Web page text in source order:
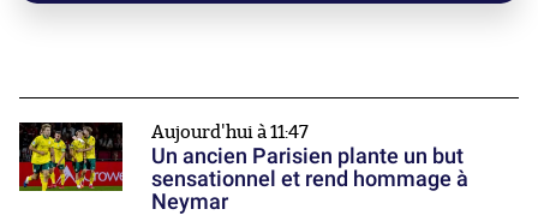
Aujourd'hui à 11:47
Un ancien Parisien plante un but
sensationnel et rend hommage à
Neymar